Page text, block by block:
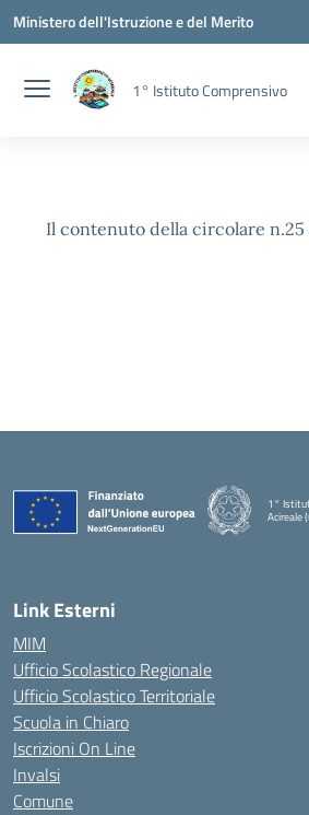
Vai ai contenuti
Vai al menu di navigazione
Vai al footer
Ministero dell'Istruzione e del Merito
1° Istituto Comprensivo
Il contenuto della circolare n.25
1°
Acireale
Link Esterni
MIM
Ufficio Scolastico Regionale
Ufficio Scolastico Territoriale
Scuola in Chiaro
Iscrizioni On Line
Invalsi
Comune